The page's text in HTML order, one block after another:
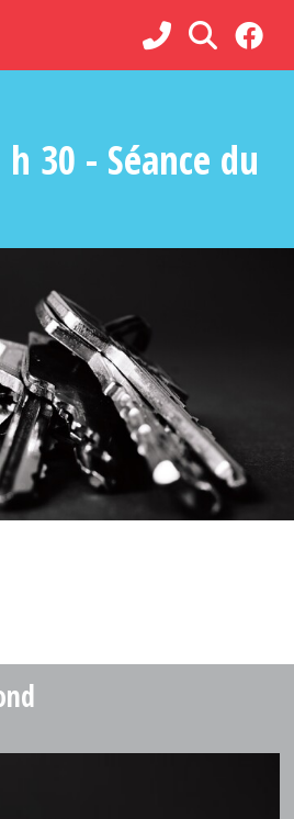
communautaire )
30 - Séance du